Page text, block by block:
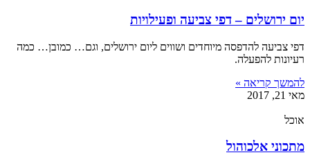
יום ירושלים – דפי צביעה ופעילויות
דפי צביעה להדפסה מיוחדים ושווים ליום ירושלים, וגם… כמובן… כמה
רעיונות להפעלה.
להמשך קריאה »
מאי 21, 2017
אוכל
מתכוני אלכוהול